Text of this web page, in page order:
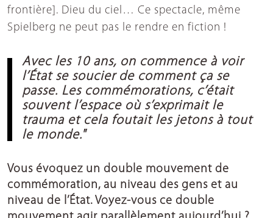
frontière]. Dieu du ciel… Ce spectacle, même
Spielberg ne peut pas le rendre en fiction !
Avec les 10 ans, on commence à voir
l’État se soucier de comment ça se
passe. Les commémorations, c’était
souvent l’espace où s’exprimait le
trauma et cela foutait les jetons à tout
le monde."
Vous évoquez un double mouvement de
commémoration, au niveau des gens et au
niveau de l’État. Voyez-vous ce double